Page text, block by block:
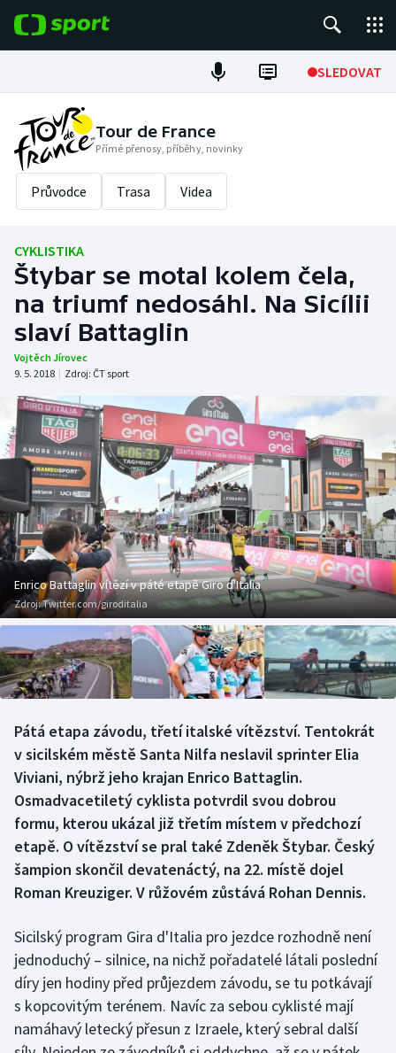
SLEDOVAT
Fotbal
Hokej
Tenis
Cyklistika
DALŠÍ SPORTY
Americký fotbal
Baseball a softbal
Basketbal
Biatlon
Boby a skeleton
Box
Curling
Dostihy
Futsal
Gymnastika
Házená
Judo
Krasobruslení
Lezení
NEPŘEHLÉDNĚTE
Soutěže
Historické návraty
Aplikace ČT sport
AZ kvíz
Tour de France
Přímé přenosy, příběhy, novinky
Průvodce Trasa Videa
CYKLISTIKA
Štybar se motal kolem čela,
na triumf nedosáhl. Na Sicílii
slaví Battaglin
Vojtěch Jírovec
9. 5. 2018 | Zdroj: ČT sport
Enrico Battaglin vítězí v páté etapě Giro d'Italia
Zdroj:Twitter.com/giroditalia
Pátá etapa závodu, třetí italské vítězství. Tentokrát
v sicilském městě Santa Nilfa neslavil sprinter Elia
Viviani, nýbrž jeho krajan Enrico Battaglin.
Osmadvacetiletý cyklista potvrdil svou dobrou
formu, kterou ukázal již třetím místem v předchozí
etapě. O vítězství se pral také Zdeněk Štybar. Český
šampion skončil devatenáctý, na 22. místě dojel
Roman Kreuziger. V růžovém zůstává Rohan Dennis.
Sicilský program Gira d'Italia pro jezdce rozhodně není
jednoduchý – silnice, na nichž pořadatelé látali poslední
díry jen hodiny před průjezdem závodu, se tu potkávají
s kopcovitým terénem. Navíc za sebou cyklisté mají
namáhavý letecký přesun z Izraele, který sebral další